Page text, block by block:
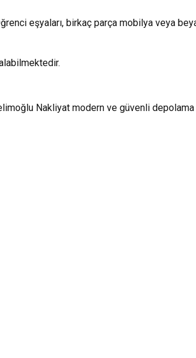
eşyaları, birkaç parça mobilya veya
Nakliyat modern ve güvenli depolama